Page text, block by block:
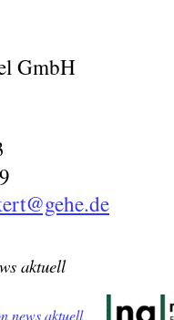
GmbH
aktuell
news aktuell